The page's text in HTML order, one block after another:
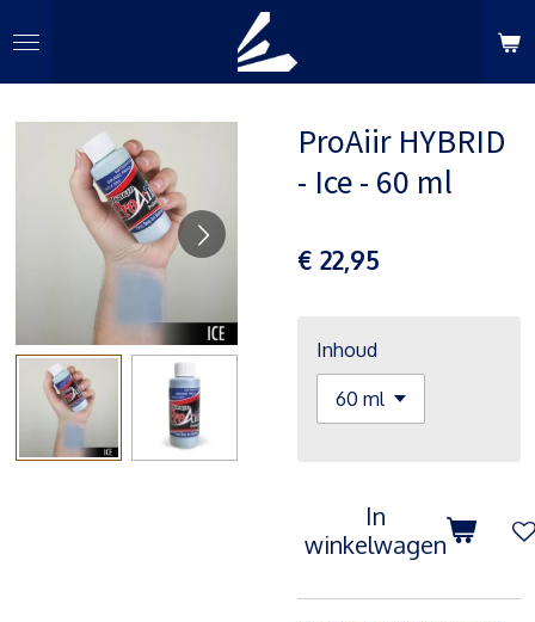
direct
naar
hoofdinhoud
ProAiir HYBRID
- Ice - 60 ml
€ 22,95
Inhoud
In
winkelwagen